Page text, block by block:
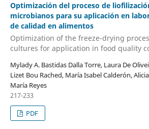
Optimización del proceso de
microbianos para su aplicación en
de calidad en alimentos
Optimization of the freeze-drying
cultures for application in food quality
Mylady A. Bastidas Dalla Torre, Laura De
Lizet Bou Rached, María Isabel Calderón,
María Reyes
217-233
PDF